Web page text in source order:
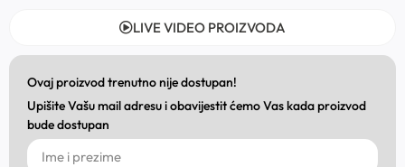
LIVE VIDEO PROIZVODA
Ovaj proizvod trenutno nije dostupan!
Upišite Vašu mail adresu i obavijestit ćemo Vas kada proizvod
bude dostupan